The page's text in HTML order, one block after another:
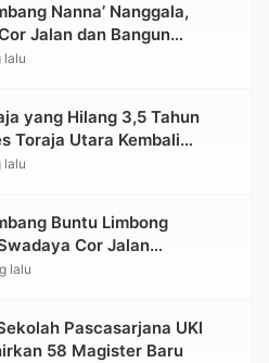
Nanna’ Nanggala,
Jalan dan Bangun
lalu
yang Hilang 3,5 Tahun
Toraja Utara Kembali
lalu
Buntu Limbong
Cor Jalan
500 Meter
lalu
Pascasarjana UKI
58 Magister Baru